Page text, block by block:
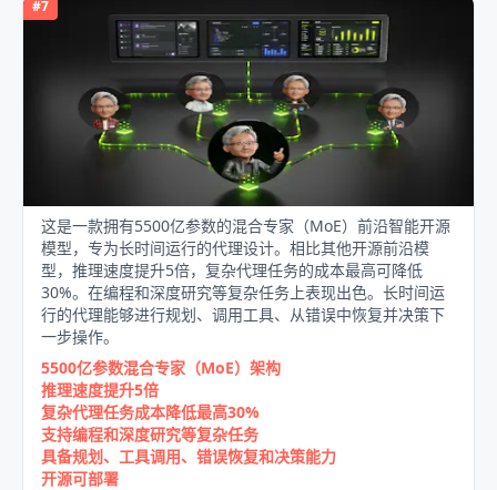
#7
这是一款拥有5500亿参数的混合专家（MoE）前沿智能开源
模型，专为长时间运行的代理设计。相比其他开源前沿模
型，推理速度提升5倍，复杂代理任务的成本最高可降低
30%。在编程和深度研究等复杂任务上表现出色。长时间运
行的代理能够进行规划、调用工具、从错误中恢复并决策下
一步操作。
5500亿参数混合专家（MoE）架构
推理速度提升5倍
复杂代理任务成本降低最高30%
支持编程和深度研究等复杂任务
具备规划、工具调用、错误恢复和决策能力
开源可部署